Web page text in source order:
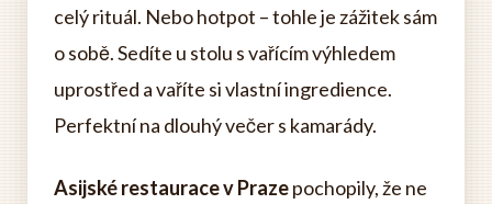
celý rituál. Nebo hotpot – tohle je zážitek sám
o sobě. Sedíte u stolu s vařícím výhledem
uprostřed a vaříte si vlastní ingredience.
Perfektní na dlouhý večer s kamarády.
Asijské restaurace v Prazepochopily, že ne